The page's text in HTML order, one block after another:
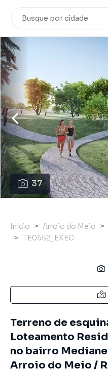
37
Início Arroio do Meio
TE0552_EXEC
Terreno de
Loteamento
no bairro
Arroio do Meio /